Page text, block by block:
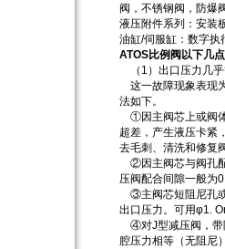
阀，不锈钢阀，防爆
液压附件系列：安装
油缸/伺服缸：数字执
ATOS比例阀 以下几
（1）出口压力几
这一故障现象表现
法如下。
①因主阀芯上或阀体
超差，产生液压卡紧
去毛刺、清洗和修复
②因主阀芯与阀孔配
压阀配合间隙一般为
③主阀芯短阻尼孔或
出口压力。可用φ1.
④对J型减压阀，带
腔压力相等（无阻尼